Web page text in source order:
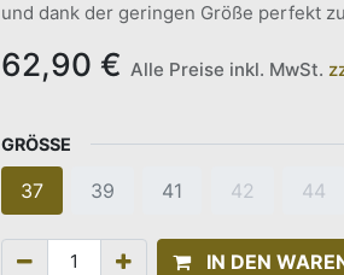
und dank der geringen Größe perfekt
62,90 € Alle Preise inkl. MwSt.
GRÖSSE
37 39 41 42 44
IN DEN